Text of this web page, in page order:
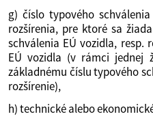
g) číslo typového
rozšírenia, pre ktoré sa
schválenia EÚ vozidla, resp.
EÚ vozidla (v rámci jednej
základnému číslu typového
rozšírenie),
h) technické alebo